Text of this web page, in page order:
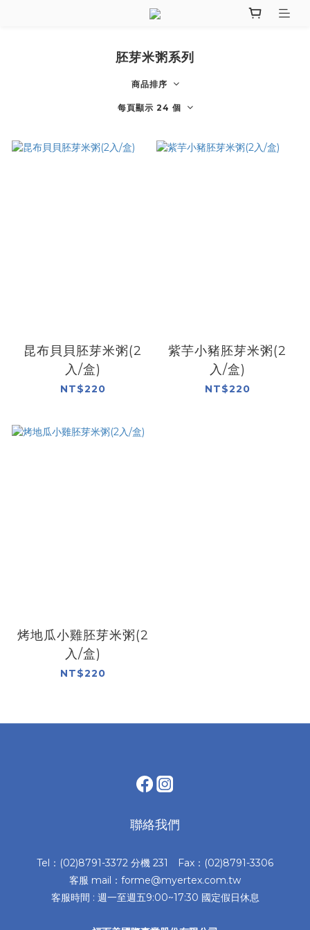
胚芽米粥系列
商品排序
每頁顯示 24 個
昆布貝貝胚芽米粥(2
入/盒)
NT$220
紫芋小豬胚芽米粥(2
入/盒)
NT$220
烤地瓜小雞胚芽米粥(2
入/盒)
NT$220
聯絡我們
Tel：(02)8791-3372 分機 231 Fax：(02)8791-3306
客服 mail：forme@myertex.com.tw
客服時間 : 週一至週五9:00~17:30 國定假日休息